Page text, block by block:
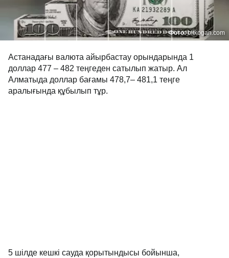
Фото:bitkogan.com
Астанадағы валюта айырбастау орындарында 1
доллар 477 – 482 теңгеден сатылып жатыр. Ал
Алматыда доллар бағамы 478,7– 481,1 теңге
аралығында құбылып тұр.
5 шілде кешкі сауда қорытындысы бойынша,